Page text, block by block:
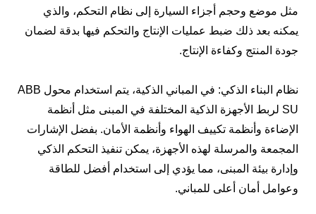
مثل موضع وحجم أجزاء السيارة إلى نظام التحكم، والذي
يمكنه بعد ذلك ضبط عمليات الإنتاج والتحكم فيها بدقة لضمان
جودة المنتج وكفاءة الإنتاج.
نظام البناء الذكي: في المباني الذكية، يتم استخدام محول ABB
SU لربط الأجهزة الذكية المختلفة في المبنى مثل أنظمة
الإضاءة وأنظمة تكييف الهواء وأنظمة الأمان. بفضل الإشارات
المجمعة والمرسلة لهذه الأجهزة، يمكن تنفيذ التحكم الذكي
وإدارة بيئة المبنى، مما يؤدي إلى استخدام أفضل للطاقة
وعوامل أمان أعلى للمباني.